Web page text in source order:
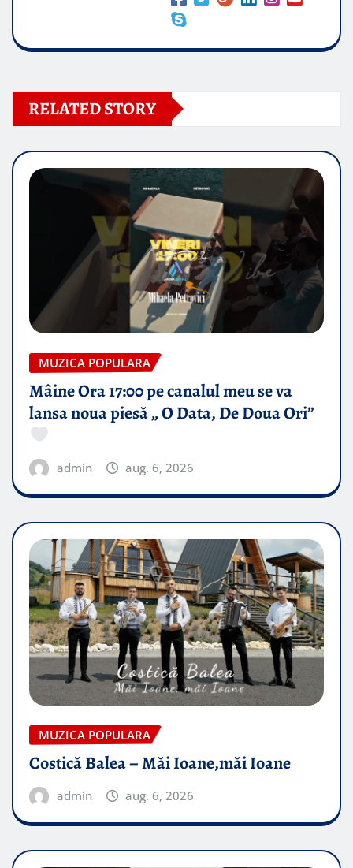
RELATED STORY
MUZICA POPULARA
Mâine Ora 17:00 pe canalul meu se va
lansa noua piesă „ O Data, De Doua Ori”
admin aug. 6, 2026
MUZICA POPULARA
Costică Balea – Măi Ioane,măi Ioane
admin aug. 6, 2026